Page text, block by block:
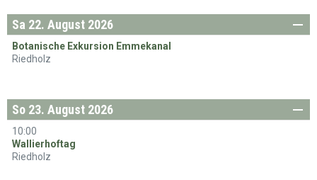
Sa
mstag
22. August 2026
Botanische Exkursion Emmekanal
Riedholz
So
nntag
23. August 2026
10:00
Wallierhoftag
Riedholz